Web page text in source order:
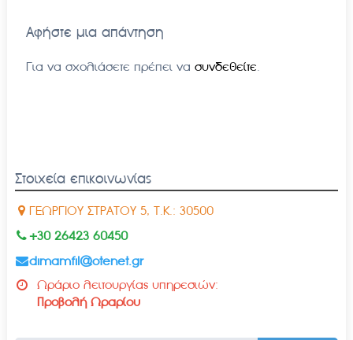
Αφήστε μια απάντηση
Για να σχολιάσετε πρέπει να συνδεθείτε
Στοιχεία επικοινωνίας
ΓΕΩΡΓΙΟΥ ΣΤΡΑΤΟΥ 5, Τ.Κ.: 30500
+30 26423 60450
dimamfil@otenet.gr
Ωράριο λειτουργίας υπηρεσιών:
Προβολή Ωραρίου